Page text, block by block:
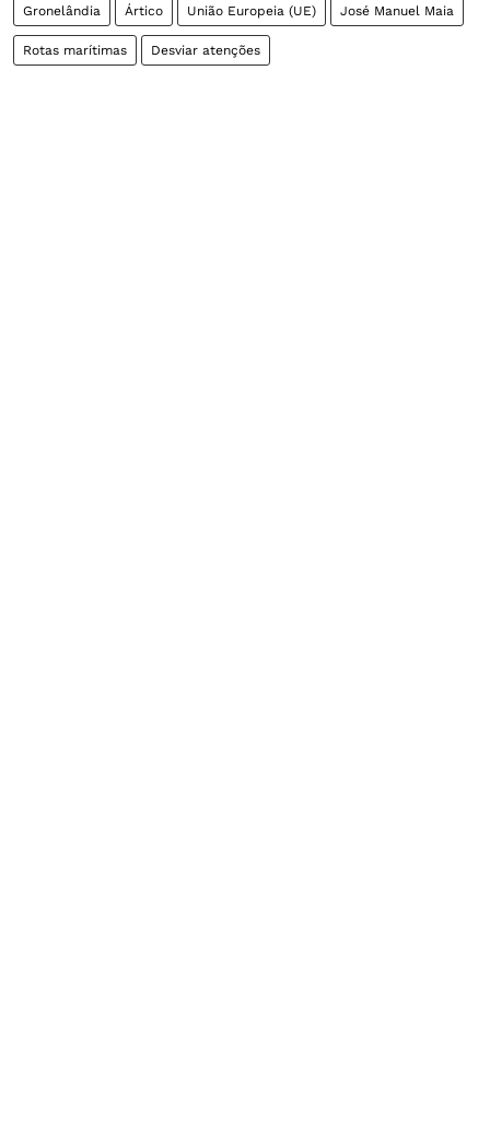
Gronelândia Ártico União Europeia (UE) José Manuel Maia
Rotas marítimas Desviar atenções